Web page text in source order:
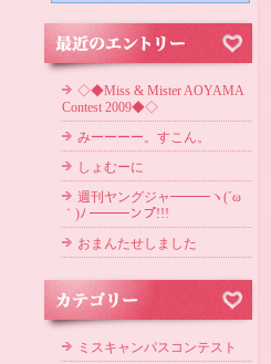
◇◆Miss & Mister AOYAMA
Contest 2009◆◇
みーーーー。すこん。
しょむーに
週刊ヤングジャ━━━ヽ(´ω
｀)ﾉ ━━━ンプ!!!
おまんたせしました
ミスキャンパスコンテスト